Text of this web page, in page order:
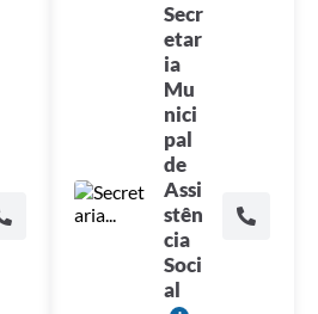
Secr
etar
ia
Mu
nici
pal
de
Assi
stên
cia
Soci
al